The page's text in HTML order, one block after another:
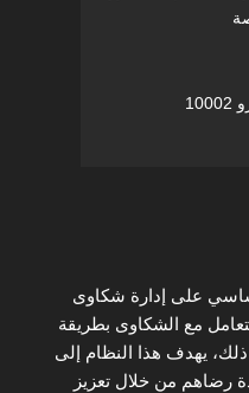
10002 بشكل أساسي على إدارة شكاوى
مع الشكاوى بطريقة
ذلك، يهدف هذا النظام إلى
رضاهم من خلال تعزيز